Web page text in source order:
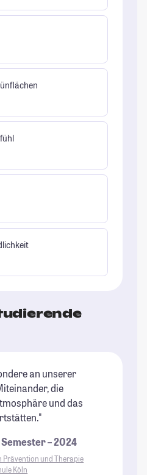
an unserer
die
und das
– 2024
Prävention und Therapie
Köln